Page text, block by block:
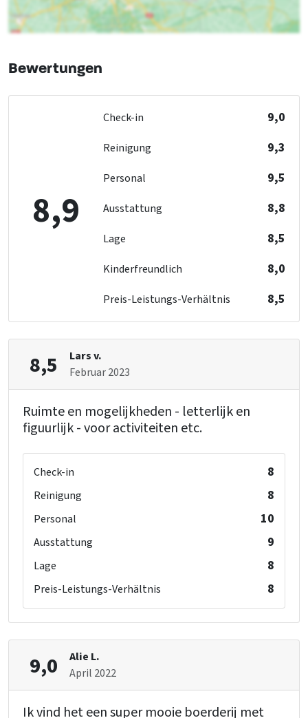
Etagenbett: 19
Allgemeine Daten
Exklusiv für eine Gruppe
Entfernung zum Restaurant (km)
: < 5 km
Freizeitgewässer (km): < 5 km
Golfplatz: < 5 km
: < 5 km
: < 0,5 km
Barrierefreiheit
Geeignet für Rollstuhlfahrer
Küche
Küchenboden
: Plavuizen
Kühlschrank
Anzahl der Kochplatten: 6
Art des Herds: Gas
Anzahl der Kühlschränke
Gefrierschrank
Geschirrspüler
Mikrowelle
Schlafzimmer
Bett: 38
Schlafzimmer
Rest
Fahrrad- und Mountainbike-Strecken
Einrichtung (Innen)
Kinderbetten
Bewertungen
8,9
Check-in 9,0
Reinigung 9,3
Personal 9,5
Ausstattung 8,8
Lage 8,5
Kinderfreundlich 8,0
Preis-Leistungs-Verhältnis 8,5
8,5
Lars v.
Februar 2023
Ruimte en mogelijkheden - letterlijk en
figuurlijk - voor activiteiten etc.
Check-in 8
Reinigung 8
Personal 10
Ausstattung 9
Lage 8
Preis-Leistungs-Verhältnis 8
9,0
Alie L.
April 2022
Ik vind het een super mooie boerderij met